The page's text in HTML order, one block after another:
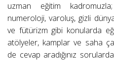
uzman eğitim
numeroloji, varoluş, gizli
ve fütürizm gibi konularda
atölyeler, kamplar ve saha
de cevap aradığınız